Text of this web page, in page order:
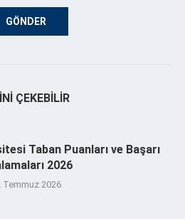
ÇEKEBILIR
Taban Puanları ve Başarı
2026
Temmuz 2026